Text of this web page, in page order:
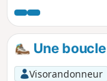
Saint-Bonnette.
totalement en
Une
Visorandonneur